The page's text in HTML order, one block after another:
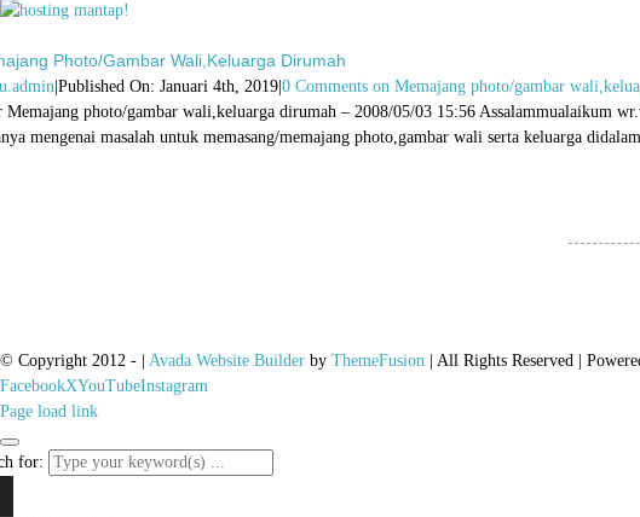
Photo/gambar Wali,keluarga Dirumah
|Published On: Januari 4th, 2019 |0 Comments on Memajang photo/gambar
Memajang photo/gambar wali,keluarga dirumah – 2008/05/03 15:56 Assalammualaikum
mengenai masalah untuk memasang/memajang photo,gambar wali serta keluarga
© Copyright 2012 - Avada Website Builder by ThemeFusion | All Rights Reserved |
FacebookXYouTubeInstagram
Page load link
for: